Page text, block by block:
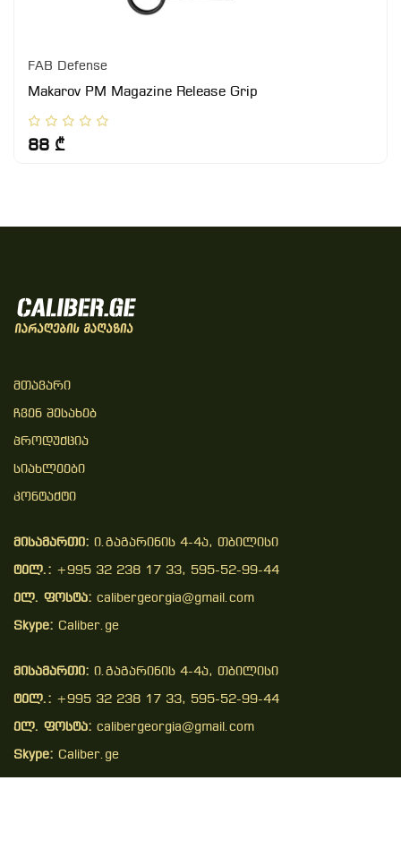
FAB Defense
Makarov PM Magazine Release Grip
88 ₾
Მთავარი
Ჩვენ Შესახებ
Პროდუქცია
Სიახლეები
Კონტაქტი
მისამართი: ი.გაგარინის 4-4ა, თბილისი
ტელ.: +995 32 238 17 33, 595-52-99-44
ელ. ფოსტა: calibergeorgia@gmail.com
Skype: Caliber.ge
მისამართი: ი.გაგარინის 4-4ა, თბილისი
ტელ.: +995 32 238 17 33, 595-52-99-44
ელ. ფოსტა: calibergeorgia@gmail.com
Skype: Caliber.ge